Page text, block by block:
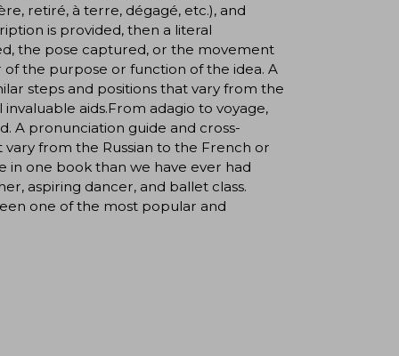
retiré, à terre, dégagé, etc.), and
is provided, then a literal
the pose captured, or the movement
the purpose or function of the idea. A
steps and positions that vary from the
aids. From adagio to voyage,
A pronunciation guide and cross-
from the Russian to the French or
in one book than we have ever had
aspiring dancer, and ballet class.
one of the most popular and